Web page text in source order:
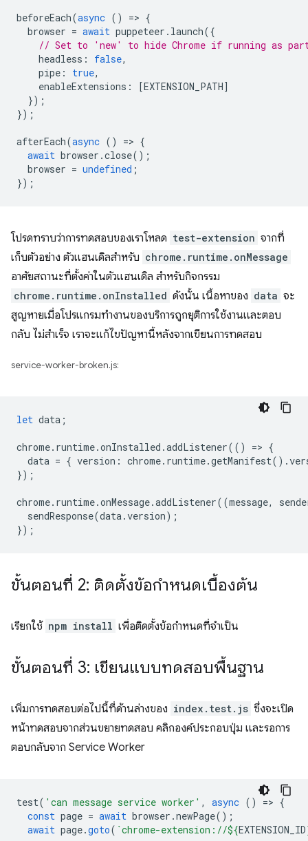
beforeEach(async () => {
browser = await puppeteer . launch({
// Set to 'new' to hide Chrome if running as
headless : false,
pipe : true,
enableExtensions : [EXTENSION_PATH]
});
});
afterEach(async () => {
await browser .close();
browser = undefined ;
});
โปรดทราบว่าการทดสอบของเราโหลด test-extension จากที่
เก็บตัวอย่าง ตัวแฮนเดิลสำหรับ chrome.runtime.onMessage
อาศัยสถานะที่ตั้งค่าในตัวแฮนเดิล สำหรับกิจกรรม
chrome.runtime.onInstalled ดังนั้น เนื้อหาของ data จะ
สูญหายเมื่อโปรแกรมทำงานของบริการถูกยุติการใช้งานและตอบ
กลับ ไม่สำเร็จ เราจะแก้ไขปัญหานี้หลังจากเขียนการทดสอบ
service-worker-broken.js:
let data ;
chrome. runtime.onInstalled .addListener(() => {
data = { version : chrome. runtime.getManifest().
});
chrome. runtime.onMessage.addListener((message,
sendResponse(data.version);
});
ขั้นตอนที่ 2: ติดตั้งข้อกําหนดเบื้องต้น
เรียกใช้ npm install เพื่อติดตั้งข้อกำหนดที่จำเป็น
ขั้นตอนที่ 3: เขียนแบบทดสอบพื้นฐาน
เพิ่มการทดสอบต่อไปนี้ที่ด้านล่างของ index.test.js ซึ่งจะเปิด
หน้าทดสอบจากส่วนขยายทดสอบ คลิกองค์ประกอบปุ่ม และรอการ
ตอบกลับจาก Service Worker
test( 'can message service worker' , async () => {
const page = await browser .newPage();
await page.goto( `chrome-extension://${EXTENSION_ID